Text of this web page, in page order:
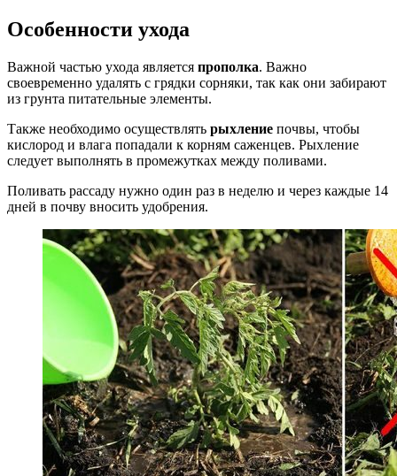
Особенности ухода
Важной частью ухода является прополка. Важно
своевременно удалять с грядки сорняки, так как они забирают
из грунта питательные элементы.
Также необходимо осуществлять рыхление почвы, чтобы
кислород и влага попадали к корням саженцев. Рыхление
следует выполнять в промежутках между поливами.
Поливать рассаду нужно один раз в неделю и через каждые 14
дней в почву вносить удобрения.